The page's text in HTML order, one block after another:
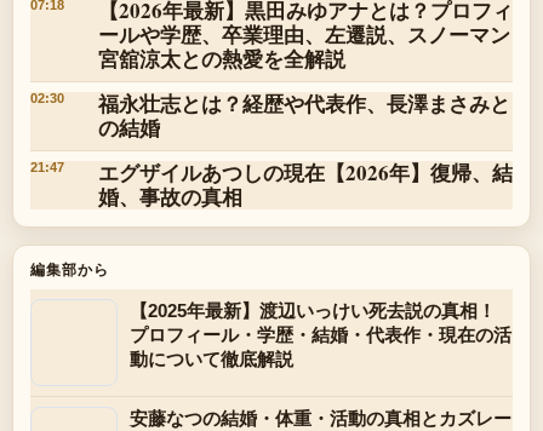
07:18
【2026年最新】黒田みゆアナとは？プロフィ
ールや学歴、卒業理由、左遷説、スノーマン
宮舘涼太との熱愛を全解説
02:30
福永壮志とは？経歴や代表作、長澤まさみと
の結婚
21:47
エグザイルあつしの現在【2026年】復帰、結
婚、事故の真相
編集部から
【2025年最新】渡辺いっけい死去説の真相！
プロフィール・学歴・結婚・代表作・現在の活
動について徹底解説
安藤なつの結婚・体重・活動の真相とカズレー